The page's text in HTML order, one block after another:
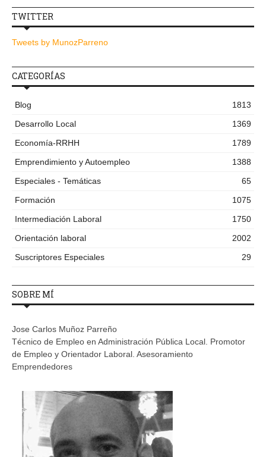
TWITTER
Tweets by MunozParreno
CATEGORÍAS
Blog
1813
Desarrollo Local
1369
Economía-RRHH
1789
Emprendimiento y Autoempleo
1388
Especiales - Temáticas
65
Formación
1075
Intermediación Laboral
1750
Orientación laboral
2002
Suscriptores Especiales
29
SOBRE MÍ
Jose Carlos Muñoz Parreño
Técnico de Empleo en Administración Pública Local. Promotor
de Empleo y Orientador Laboral. Asesoramiento
Emprendedores